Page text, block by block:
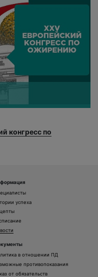
конгресс по
успеха
в отношении ПД
противопоказания
от обязательств